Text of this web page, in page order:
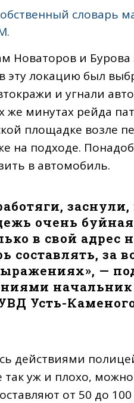
словарь
Новаторов и Бурова
эту локацию был
и угнали
же минутах рейда
площадке возле
на подходе.
в автомобиль.
очень
в свой адрес
за
—
начальник
Усть-
действиями
уж и плохо,
от 50 до